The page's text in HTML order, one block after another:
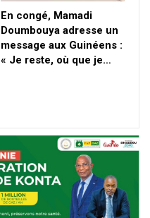
En congé, Mamadi
Doumbouya adresse un
message aux Guinéens :
« Je reste, où que je…